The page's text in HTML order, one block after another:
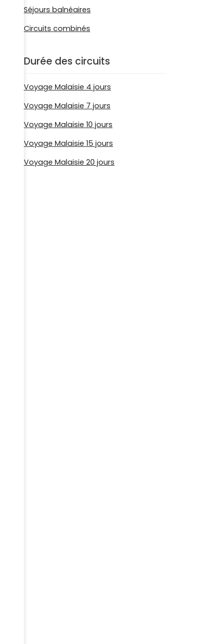
Séjours balnéaires
Circuits combinés
Durée des circuits
Voyage Malaisie 4 jours
Voyage Malaisie 7 jours
Voyage Malaisie 10 jours
Voyage Malaisie 15 jours
Voyage Malaisie 20 jours